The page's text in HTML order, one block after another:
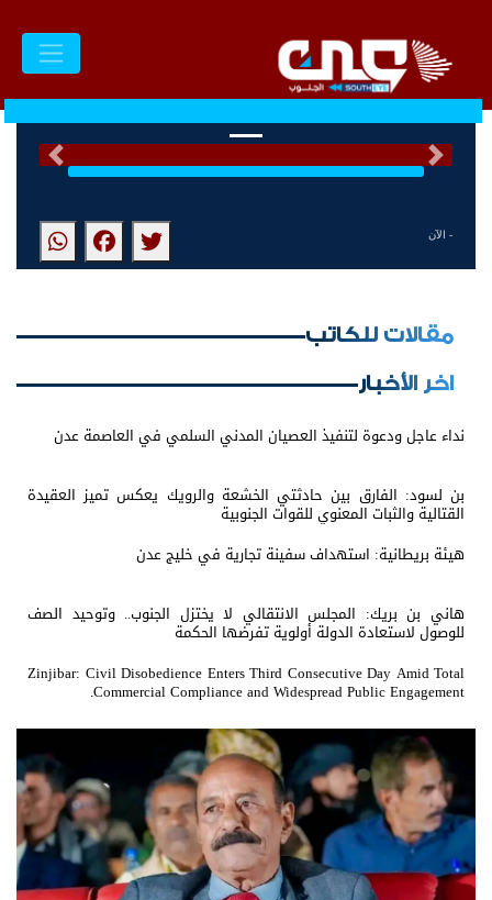
التالى السابق
- الآن
مقالات للكاتب
اخر الأخبار
نداء عاجل ودعوة لتنفيذ العصيان المدني السلمي في العاصمة عدن
بن لسود: الفارق بين حادثتي الخشعة والرويك يعكس تميز العقيدة
القتالية والثبات المعنوي للقوات الجنوبية
هيئة بريطانية: استهداف سفينة تجارية في خليج عدن
هاني بن بريك: المجلس الانتقالي لا يختزل الجنوب.. وتوحيد الصف
للوصول لاستعادة الدولة أولوية تفرضها الحكمة
Zinjibar: Civil Disobedience Enters Third Consecutive Day Amid Total
Commercial Compliance and Widespread Public Engagement.